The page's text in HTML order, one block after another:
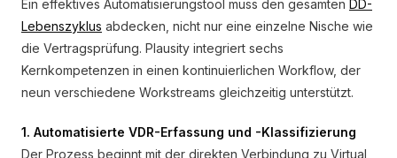
Ein effektives Automatisierungstool muss den gesamten DD-
Lebenszyklus abdecken, nicht nur eine einzelne Nische wie
die Vertragsprüfung. Plausity integriert sechs
Kernkompetenzen in einen kontinuierlichen Workflow, der
neun verschiedene Workstreams gleichzeitig unterstützt.
1. Automatisierte VDR-Erfassung und -Klassifizierung
Der Prozess beginnt mit der direkten Verbindung zu Virtual